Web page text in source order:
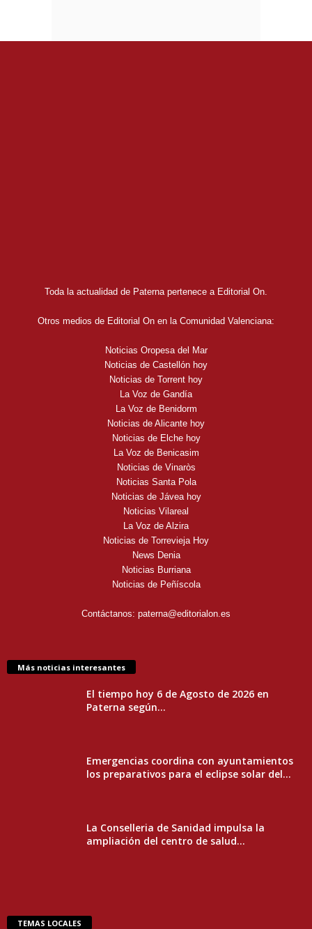
Toda la actualidad de Paterna pertenece a Editorial On.
Otros medios de Editorial On en la Comunidad Valenciana:
Noticias Oropesa del Mar
Noticias de Castellón hoy
Noticias de Torrent hoy
La Voz de Gandía
La Voz de Benidorm
Noticias de Alicante hoy
Noticias de Elche hoy
La Voz de Benicasim
Noticias de Vinaròs
Noticias Santa Pola
Noticias de Jávea hoy
Noticias Vilareal
La Voz de Alzira
Noticias de Torrevieja Hoy
News Denia
Noticias Burriana
Noticias de Peñíscola
Contáctanos: paterna@editorialon.es
Más noticias interesantes
El tiempo hoy 6 de Agosto de 2026 en
Paterna según...
Emergencias coordina con ayuntamientos
los preparativos para el eclipse solar del...
La Conselleria de Sanidad impulsa la
ampliación del centro de salud...
TEMAS LOCALES